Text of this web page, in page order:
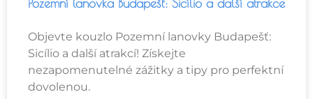
Pozemní lanovka Budapešť: Sicílio a další atrakce
Objevte kouzlo Pozemní lanovky Budapešť:
Sicílio a další atrakcí! Získejte
nezapomenutelné zážitky a tipy pro perfektní
dovolenou.